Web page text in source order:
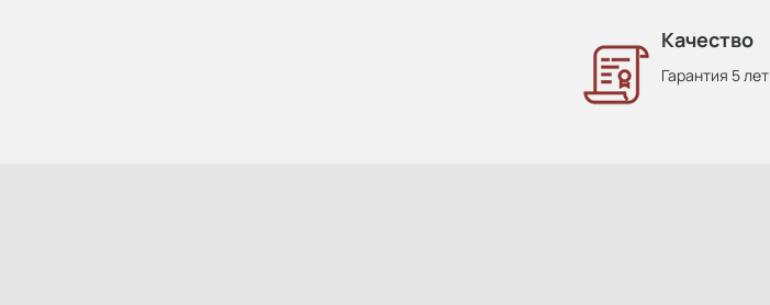
Качество
Гарантия 5 лет